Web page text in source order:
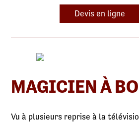
Devis en ligne
MAGICIEN À
Vu à plusieurs reprise à la